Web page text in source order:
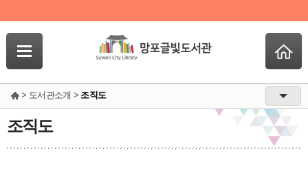
> 도서관소개 > 조직도
조직도